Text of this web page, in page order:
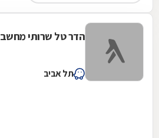
הדר טל שרותי מחשב
תל אביב